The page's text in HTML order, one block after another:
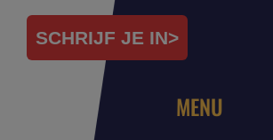
SCHRIJF JE IN>
MENU